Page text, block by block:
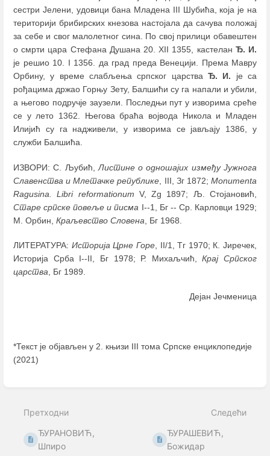
сестри Јелени, удовици бана Младена III Шубића, која је на
територији брибирских кнезова настојала да сачува положај
за себе и свог малолетног сина. По свој прилици обавештен
о смрти цара Стефана Душана 20. XII 1355, кастелан Ђ. И.
је решио 10. I 1356. да град преда Венецији. Према Мавру
Орбину, у време слабљења српског царства Ђ. И. је са
рођацима држао Горњу Зету, Балшићи су га напали и убили,
а његово подручје заузели. Последњи пут у изворима среће
се у лето 1362. Његова браћа војвода Никола и Младен
Илијић су га надживели, у изворима се јављају 1386, у
служби Балшића.
ИЗВОРИ: С. Љубић, Листине о одношајих између Јужнога
Славенства и Млетачке републике , III, Зг 1872;Monumenta
Ragusina. Libri reformationum V, Zg 1897; Љ. Стојановић,
Старе српске повеље и писма I--1, Бг -- Ср. Карловци 1929;
М. Орбин, Краљевство Словена , Бг 1968.
ЛИТЕРАТУРА: Историја Црне Горе, II/1, Тг 1970; К. Јиречек,
Историја Срба I--II, Бг 1978; Р. Михаљчић,Крај Српског
царства , Бг 1989.
Дејан Јечменица
*Текст је објављен у 2. књизи III тома Српске енциклопедије
(2021)
mode
Претходни
ЂУРАНОВИЋ,
Шпиро
Следећи
ЂУРАШЕВИЋ,
Божидар